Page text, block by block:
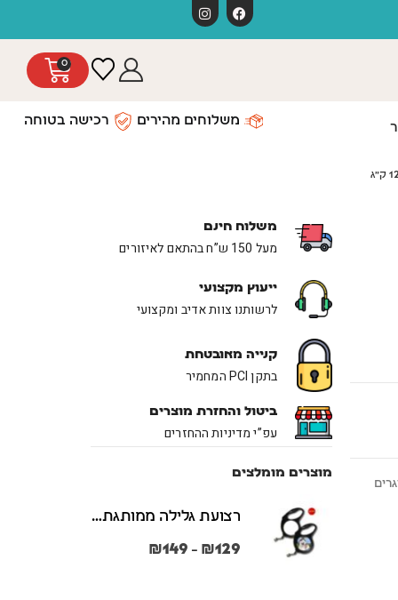
0
משלוחים מהירים רכישה בטוחה
משלוח חינם
מעל 150 ש”ח בהתאם לאיזורים
ייעוץ מקצועי
לרשותנו צוות אדיב ומקצועי
קנייה מאובטחת
בתקן PCI המחמיר
ביטול והחזרת מוצרים
עפ”י מדיניות ההחזרים
מוצרים מומלצים
רצועת גלילה ממותגת משני הצדדים צבע שחור במידות S + M
₪129
–
₪149